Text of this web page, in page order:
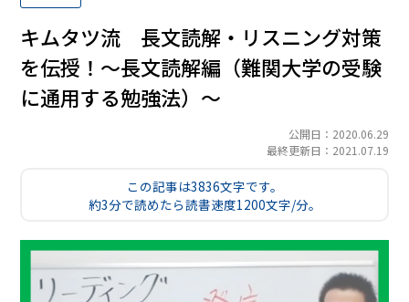
キムタツ流 長文読解・リスニング対策
を伝授！～長文読解編（難関大学の受験
に通用する勉強法）～
公開日：2020.06.29
最終更新日：2021.07.19
この記事は3836文字です。
約3分で読めたら読書速度1200文字/分。